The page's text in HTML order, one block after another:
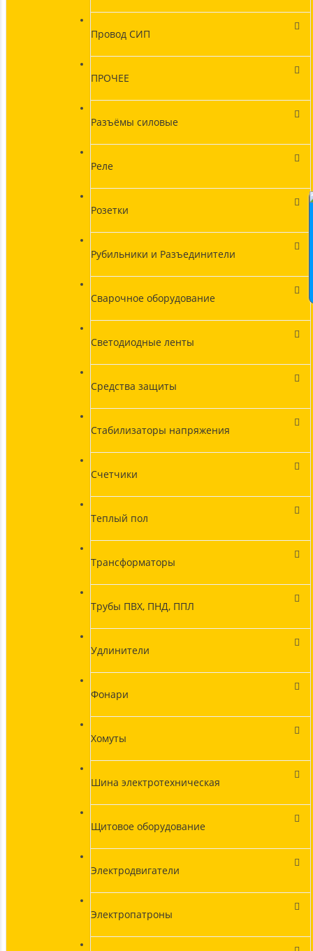
Провод СИП
ПРОЧЕЕ
Разъёмы силовые
Реле
Розетки
Рубильники и Разъединители
Сварочное оборудование
Светодиодные ленты
Средства защиты
Стабилизаторы напряжения
Счетчики
Теплый пол
Трансформаторы
Трубы ПВХ, ПНД, ППЛ
Удлинители
Фонари
Хомуты
Шина электротехническая
Щитовое оборудование
Электродвигатели
Электропатроны